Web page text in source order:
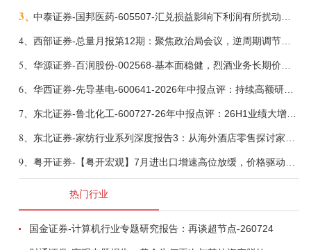
3、
4、 西部证券-总量月报第12期：聚焦政治局会议，逆周期调节加力，增量政策可期-260806
5、
6、 华西证券-先导基电-600641-2026年中报点评：持续高额研发投入，离子注入机、半导体材料加速突破-260802
7、 东北证券-鲁北化工-600727-26年中报点评：26H1业绩大增，钛白粉、溴素业务贡献突出-260806
8、
9、
热门行业
国金证券-计算机行业专题研究报告：再谈超节点-260724